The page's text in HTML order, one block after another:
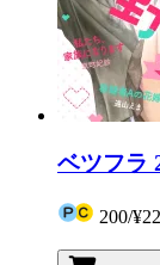
ベツフラ
200/